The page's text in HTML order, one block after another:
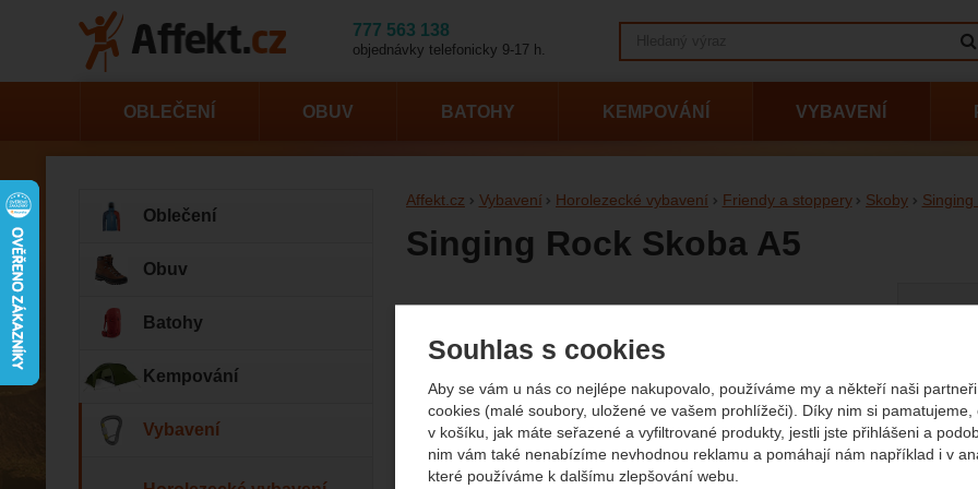
Souhlas s cookies
Aby se vám u nás co nejlépe nakupovalo, používáme my a někteří naši partneři
cookies (malé soubory, uložené ve vašem prohlížeči). Díky nim si pamatujeme,
v košíku, jak máte seřazené a vyfiltrované produkty, jestli jste přihlášeni a
nim vám také nenabízíme nevhodnou reklamu a pomáhají nám například i v
které používáme k dalšímu zlepšování webu.
Affekt.cz Vybavení Horolezecké vybavení Friendy a stoppery Skoby Singing
Singing Rock Skoba A5
OBLEČENÍ OBUV BATOHY KEMPOVÁNÍ VYBAVENÍ
Oblečení
Obuv
Batohy
Kempování
Vybavení
777 563 138
objednávky telefonicky 9-17 h.